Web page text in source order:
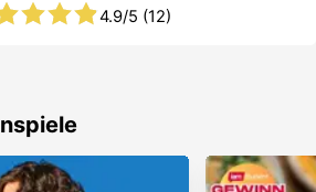
4.9/5 (12)